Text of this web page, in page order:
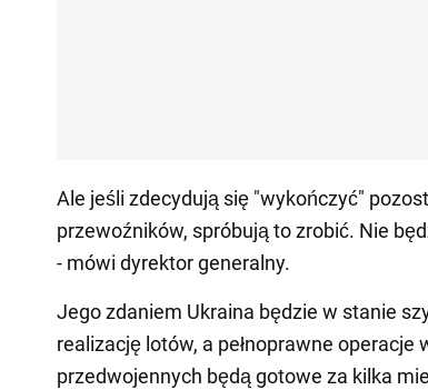
Ale jeśli zdecydują się "wykończyć"
przewoźników, spróbują to zrobić. Nie
- mówi dyrektor generalny.
Jego zdaniem Ukraina będzie w stanie
realizację lotów, a pełnoprawne operacje
przedwojennych będą gotowe za kilka